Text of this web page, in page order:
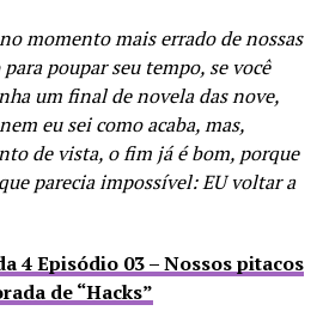
momento mais errado de nossas
poupar seu tempo, se você
um final de novela das nove,
eu sei como acaba, mas,
de vista, o fim já é bom, porque
parecia impossível: EU voltar a
4 Episódio 03 – Nossos pitacos
de “Hacks”